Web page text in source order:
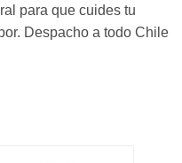
para que cuides tu
Despacho a todo Chile